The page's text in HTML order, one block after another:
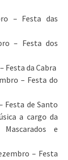
– Festa das
– Festa dos
Festa da Cabra
– Festa do
Festa de Santo
a cargo da
e
– Festa